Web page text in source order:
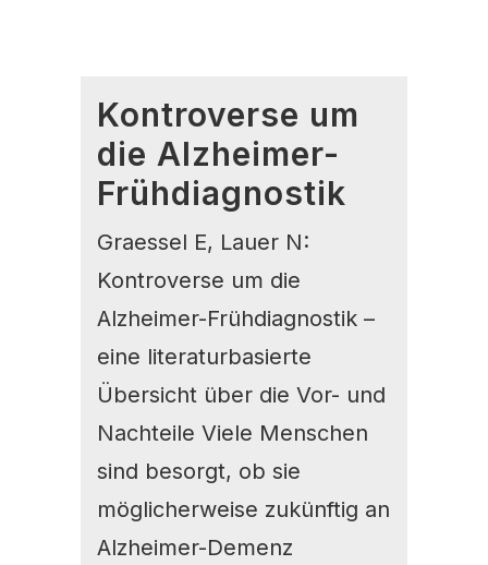
Kontroverse um
die Alzheimer-
Frühdiagnostik
Graessel E, Lauer N:
Kontroverse um die
Alzheimer-Frühdiagnostik –
eine literaturbasierte
Übersicht über die Vor- und
Nachteile Viele Menschen
sind besorgt, ob sie
möglicherweise zukünftig an
Alzheimer-Demenz